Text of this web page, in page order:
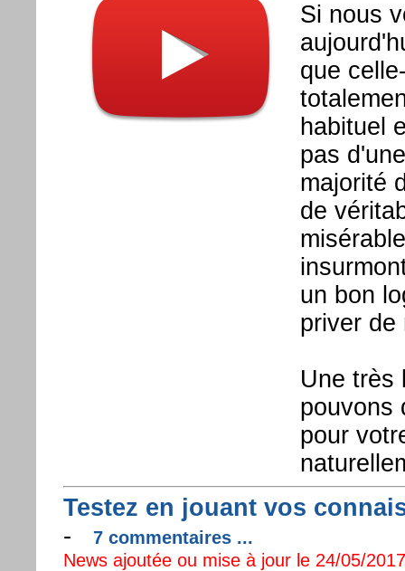
Si nous
que
habituel
pas
majorité
de
un bon
priver de
Une très
pouvons
pour
Testez en jouant vos
-
7 commentaires ...
News ajoutée ou mise à jour le 24/05/